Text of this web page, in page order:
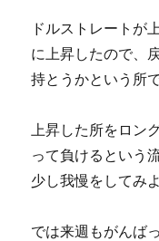
ドルストレートが
に上昇したので、
持とうかという所で
上昇した所をロン
って負けるという
少し我慢をしてみ
では来週もがんば